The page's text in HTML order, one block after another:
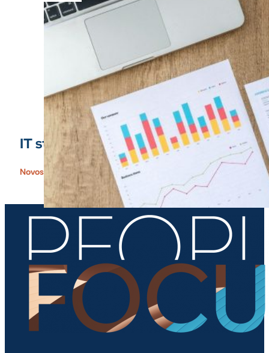
IT staffing usluge: zašto outsourcing
Novosti People Focus